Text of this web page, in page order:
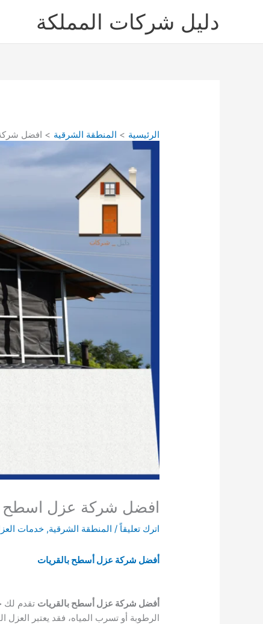
دليل شركات المملكة
الرئيسية المنطقة الشرقية افضل شركة
افضل شركة عزل اسطح بالقريات
اترك تعليقاً / المنطقة الشرقية,خدمات
أفضل شركة عزل أسطح بالقريات
أفضل شركة عزل أسطح بالقريات تقدم لك
الرطوبة أو تسرب المياه، فقد يعتبر